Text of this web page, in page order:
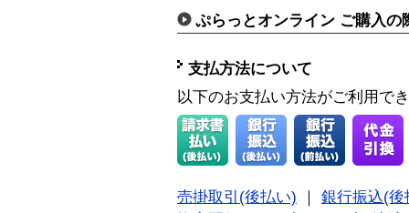
ぷらっとオンライン ご購入の
支払方法について
以下のお支払い方法がご利用で
売掛取引(後払い) ｜ 銀行振込(後